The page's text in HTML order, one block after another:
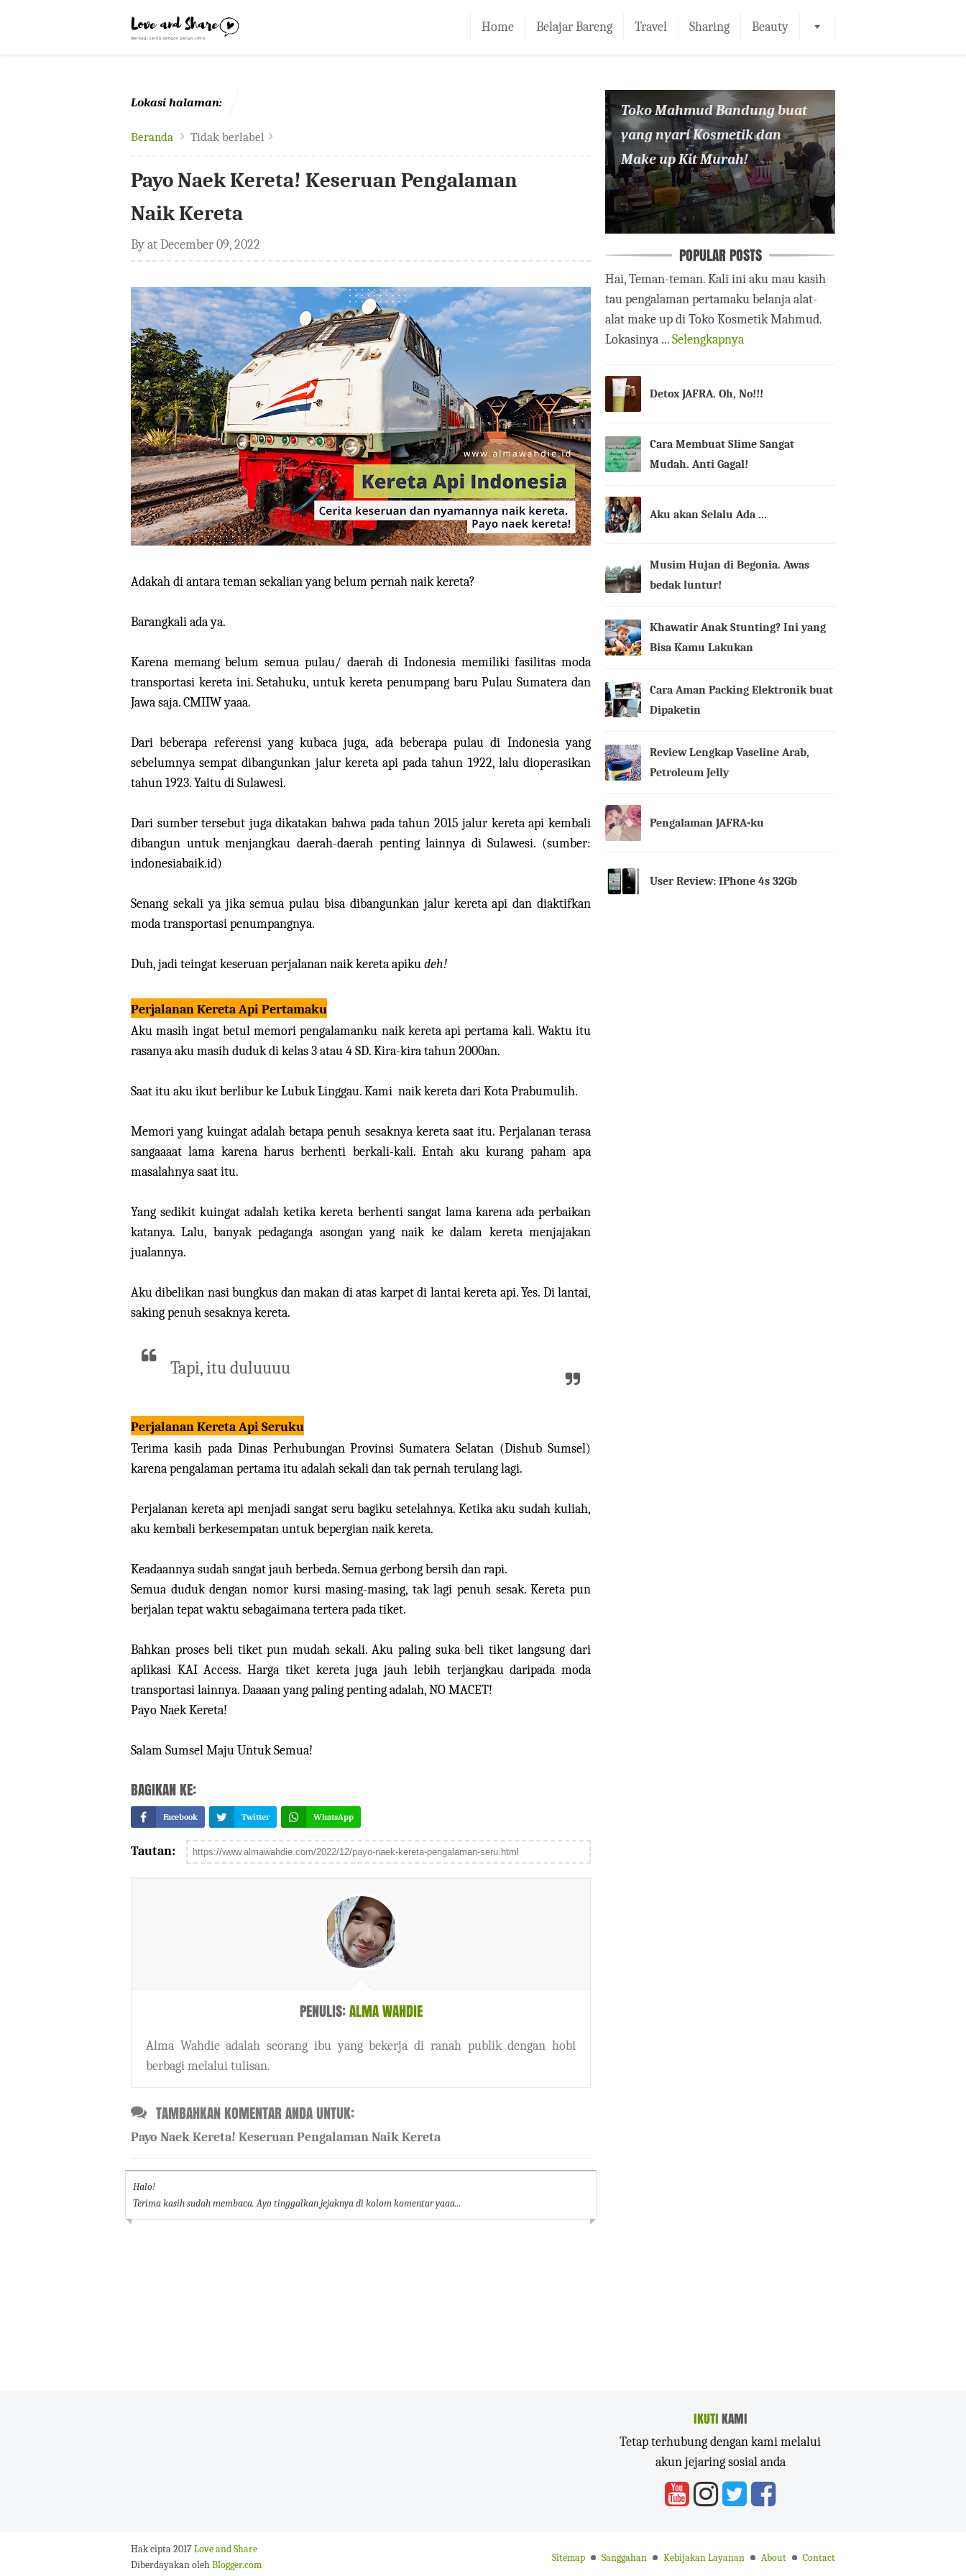
Home
Belajar Bareng Travel Sharing Beauty
Lokasi halaman:
Beranda Tidak berlabel
Payo Naek Kereta! Keseruan Pengalaman
Naik Kereta
ByatDecember 09, 2022
Adakah di antara teman sekalian yang belum pernah naik kereta?
Barangkali ada ya.
Karena memang belum semua pulau/ daerah di Indonesia memiliki fasilitas moda
transportasi kereta ini. Setahuku, untuk kereta penumpang baru Pulau Sumatera dan
Jawa saja. CMIIW yaaa.
Dari beberapa referensi yang kubaca juga, ada beberapa pulau di Indonesia yang
sebelumnya sempat dibangunkan jalur kereta api pada tahun 1922, lalu dioperasikan
tahun 1923. Yaitu di Sulawesi.
Dari sumber tersebut juga dikatakan bahwa pada tahun 2015 jalur kereta api kembali
dibangun untuk menjangkau daerah-daerah penting lainnya di Sulawesi. (sumber:
indonesiabaik.id)
Senang sekali ya jika semua pulau bisa dibangunkan jalur kereta api dan diaktifkan
moda transportasi penumpangnya.
Duh, jadi teingat keseruan perjalanan naik kereta apikudeh!
Perjalanan Kereta Api Pertamaku
Aku masih ingat betul memori pengalamanku naik kereta api pertama kali. Waktu itu
rasanya aku masih duduk di kelas 3 atau 4 SD. Kira-kira tahun 2000an.
Saat itu aku ikut berlibur ke Lubuk Linggau. Kami naik kereta dari Kota Prabumulih.
Memori yang kuingat adalah betapa penuh sesaknya kereta saat itu. Perjalanan terasa
sangaaaat lama karena harus berhenti berkali-kali. Entah aku kurang paham apa
masalahnya saat itu.
Yang sedikit kuingat adalah ketika kereta berhenti sangat lama karena ada perbaikan
katanya. Lalu, banyak pedaganga asongan yang naik ke dalam kereta menjajakan
jualannya.
Aku dibelikan nasi bungkus dan makan di atas karpet di lantai kereta api. Yes. Di lantai,
saking penuh sesaknya kereta.
Tapi, itu duluuuu
Perjalanan Kereta Api Seruku
Terima kasih pada Dinas Perhubungan Provinsi Sumatera Selatan (Dishub Sumsel)
karena pengalaman pertama itu adalah sekali dan tak pernah terulang lagi.
Perjalanan kereta api menjadi sangat seru bagiku setelahnya. Ketika aku sudah kuliah,
aku kembali berkesempatan untuk bepergian naik kereta.
Keadaannya sudah sangat jauh berbeda. Semua gerbong bersih dan rapi.
Semua duduk dengan nomor kursi masing-masing, tak lagi penuh sesak. Kereta pun
berjalan tepat waktu sebagaimana tertera pada tiket.
Bahkan proses beli tiket pun mudah sekali. Aku paling suka beli tiket langsung dari
aplikasi KAI Access. Harga tiket kereta juga jauh lebih terjangkau daripada moda
transportasi lainnya. Daaaan yang paling penting adalah, NO MACET!
Payo Naek Kereta!
Salam Sumsel Maju Untuk Semua!
BAGIKAN KE:
Facebook Twitter WhatsApp
Tautan:
PENULIS:ALMA WAHDIE
Alma Wahdie adalah seorang ibu yang bekerja di ranah publik dengan hobi
berbagi melalui tulisan.
TAMBAHKAN KOMENTAR ANDA UNTUK:
Payo Naek Kereta! Keseruan Pengalaman Naik Kereta
Halo!
Terima kasih sudah membaca. Ayo tinggalkan jejaknya di kolom komentar yaaa...
Toko Mahmud Bandung buat
yang nyari Kosmetik dan
Make up Kit Murah!
POPULAR POSTS
Hai, Teman-teman. Kali ini aku mau kasih
tau pengalaman pertamaku belanja alat-
alat make up di Toko Kosmetik Mahmud.
Lokasinya ...Selengkapnya
Detox JAFRA. Oh, No!!!
Cara Membuat Slime Sangat
Mudah. Anti Gagal!
Aku akan Selalu Ada ...
Musim Hujan di Begonia. Awas
bedak luntur!
Khawatir Anak Stunting? Ini yang
Bisa Kamu Lakukan
Cara Aman Packing Elektronik buat
Dipaketin
Review Lengkap Vaseline Arab,
Petroleum Jelly
Pengalaman JAFRA-ku
User Review: IPhone 4s 32Gb
IKUTIKAMI
Tetap terhubung dengan kami melalui
akun jejaring sosial anda
Sitemap Sanggahan Kebijakan Layanan About Contact
Hak cipta 2017Love and Share
Diberdayakan olehBlogger.com